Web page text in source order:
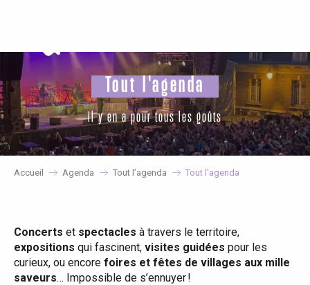
principal
Tout l'agenda
il y en a pour tous les goûts
Accueil Agenda Tout l’agenda Tout l’agenda
Concerts et spectacles à travers le territoire,
expositions qui fascinent, visites guidées pour les
curieux, ou encore foires et fêtes de villages aux mille
saveurs… Impossible de s’ennuyer !